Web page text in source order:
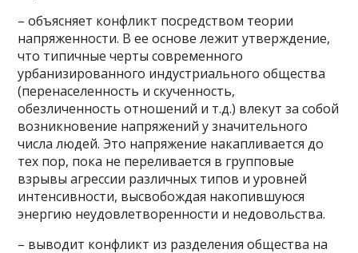
– объясняет конфликт посредством теории
напряженности. В ее основе лежит утверждение,
что типичные черты современного
урбанизированного индустриального общества
(перенаселенность и скученность,
обезличенность отношений и т.д.) влекут за собой
возникновение напряжений у значительного
числа людей. Это напряжение накапливается до
тех пор, пока не переливается в групповые
взрывы агрессии различных типов и уровней
интенсивности, высвобождая накопившуюся
энергию неудовлетворенности и недовольства.
– выводит конфликт из разделения общества на